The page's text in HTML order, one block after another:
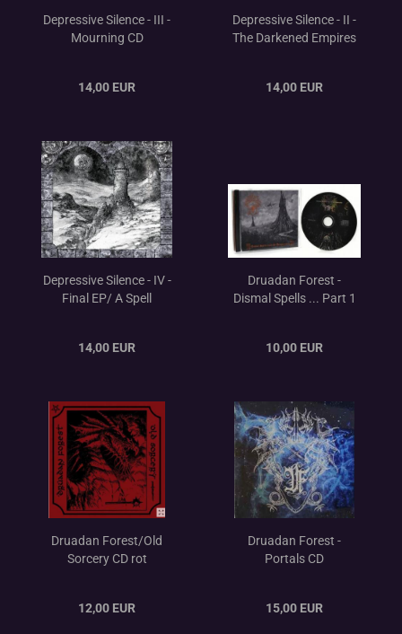
Depressive Silence - III -
Mourning CD
14,00 EUR
Depressive Silence - II -
The Darkened Empires
14,00 EUR
Depressive Silence - IV -
Final EP/ A Spell
14,00 EUR
Druadan Forest -
Dismal Spells ... Part 1
10,00 EUR
Druadan Forest/Old
Sorcery CD rot
12,00 EUR
Druadan Forest -
Portals CD
15,00 EUR